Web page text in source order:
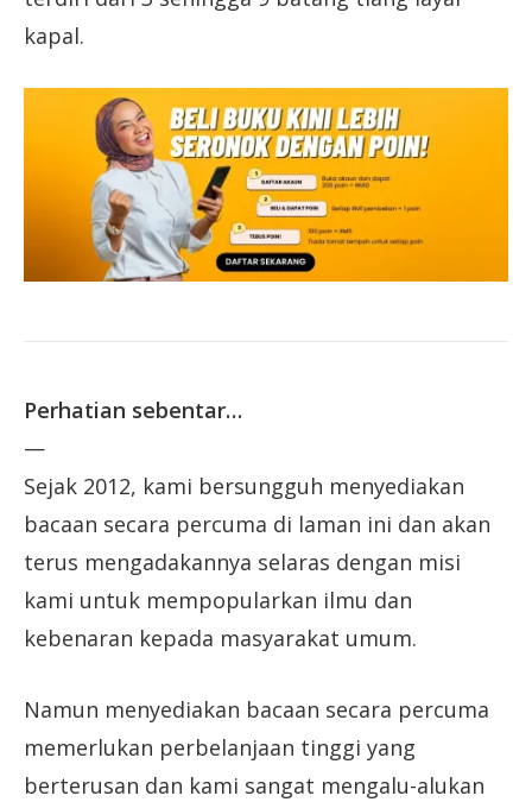
kapal.
Perhatian sebentar…
—
Sejak 2012, kami bersungguh menyediakan
bacaan secara percuma di laman ini dan akan
terus mengadakannya selaras dengan misi
kami untuk mempopularkan ilmu dan
kebenaran kepada masyarakat umum.
Namun menyediakan bacaan secara percuma
memerlukan perbelanjaan tinggi yang
berterusan dan kami sangat mengalu-alukan